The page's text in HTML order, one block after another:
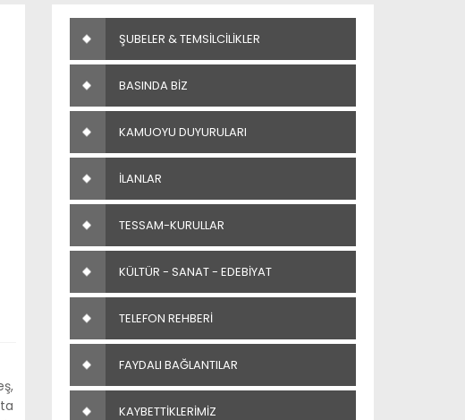
ŞUBELER & TEMSİLCİLİKLER
BASINDA BİZ
KAMUOYU DUYURULARI
İLANLAR
TESSAM-KURULLAR
KÜLTÜR - SANAT - EDEBİYAT
TELEFON REHBERİ
FAYDALI BAĞLANTILAR
KAYBETTİKLERİMİZ